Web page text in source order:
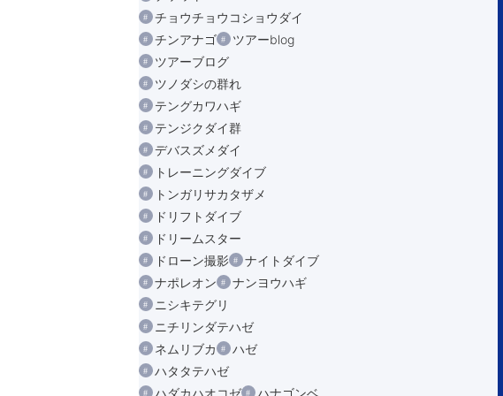
チョウチョウコショウダイ
チンアナゴ
ツアーblog
ツアーブログ
ツノダシの群れ
テングカワハギ
テンジクダイ群
デバスズメダイ
トレーニングダイブ
トンガリサカタザメ
ドリフトダイブ
ドリームスター
ドローン撮影
ナイトダイブ
ナポレオン
ナンヨウハギ
ニシキテグリ
ニチリンダテハゼ
ネムリブカ
ハゼ
ハタタテハゼ
ハダカハオコゼ
ハナゴンベ